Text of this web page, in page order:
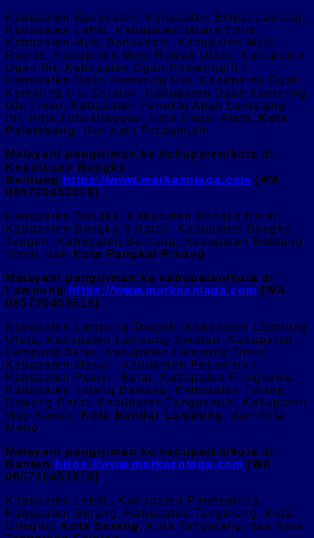
Kabupaten Banyuasin, Kabupaten Empat Lawang,
Kabupaten Lahat, Kabupaten Muara Enim,
Kabupaten Musi Banyuasin, Kabupaten Musi
Rawas, Kabupaten Musi Rawas Utara, Kabupaten
Ogan Ilir, Kabupaten Ogan Komering Ilir,
Kabupaten Ogan Komering Ulu, Kabupaten Ogan
Komering Ulu Selatan, Kabupaten Ogan Komering
Ulu Timur, Kabupaten Penukal Abab Lematang
Ilir, Kota Lubuklinggau, Kota Pagar Alam,
Kota
Palembang, dan Kota Prabumulih
Melayani pengiriman ke kabupaten/kota di
Kepulauan Bangka
Belitung
https://www.markasniaga.com [WA
085730453518]
Kabupaten Bangka, Kabupaten Bangka Barat,
Kabupaten Bangka Selatan, Kabupaten Bangka
Tengah, Kabupaten Belitung, Kabupaten Belitung
Timur, dan
Kota Pangkal Pinang.
Melayani pengiriman ke kabupaten/kota di
Lampung
https://www.markasniaga.com
[WA
085730453518]
Kabupaten Lampung Tengah, Kabupaten Lampung
Utara, Kabupaten Lampung Selatan, Kabupaten
Lampung Barat, Kabupaten Lampung Timur,
Kabupaten Mesuji, Kabupaten Pesawaran,
Kabupaten Pesisir Barat, Kabupaten Pringsewu,
Kabupaten Tulang Bawang, Kabupaten Tulang
Bawang Barat, Kabupaten Tanggamus, Kabupaten
Way Kanan,
Kota Bandar Lampung , dan Kota
Metro
Melayani pengiriman ke kabupaten/kota di
Banten
https://www.markasniaga.com [WA
085730453518]
Kabupaten Lebak, Kabupaten Pandeglang,
Kabupaten Serang, Kabupaten Tangerang, Kota
Cilegon,
Kota Serang , Kota Tangerang, dan Kota